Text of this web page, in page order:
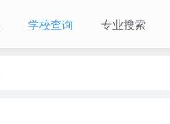
学校查询 专业搜索